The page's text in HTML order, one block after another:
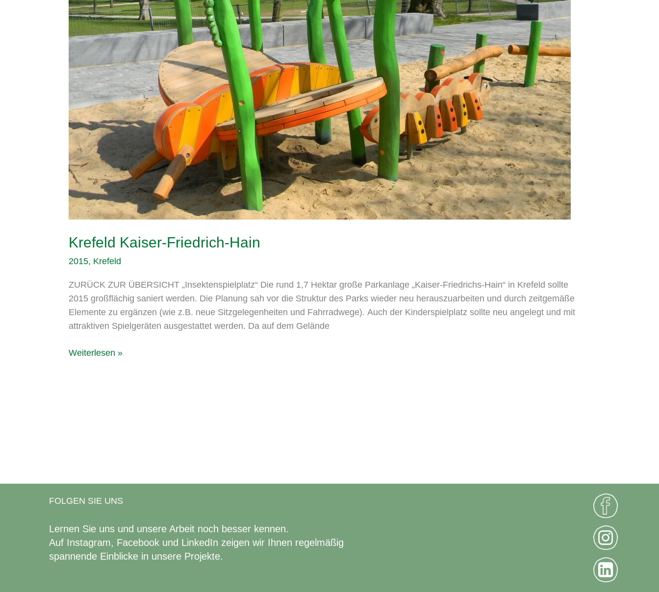
Krefeld Kaiser-Friedrich-Hain
2015, Krefeld
ZURÜCK ZUR ÜBERSICHT „Insektenspielplatz“ Die rund 1,7 Hektar große Parkanlage „Kaiser-Friedrichs-Hain“ in Krefeld sollte
2015 großflächig saniert werden. Die Planung sah vor die Struktur des Parks wieder neu herauszuarbeiten und durch zeitgemäße
Elemente zu ergänzen (wie z.B. neue Sitzgelegenheiten und Fahrradwege). Auch der Kinderspielplatz sollte neu angelegt und mit
attraktiven Spielgeräten ausgestattet werden. Da auf dem Gelände
Weiterlesen »
FOLGEN SIE UNS
Lernen Sie uns und unsere Arbeit noch besser kennen.
Auf Instagram, Facebook und LinkedIn zeigen wir Ihnen regelmäßig
spannende Einblicke in unsere Projekte.